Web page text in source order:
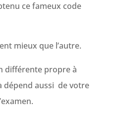
ce fameux code
mieux que l’autre.
différente propre à
dépend aussi de votre